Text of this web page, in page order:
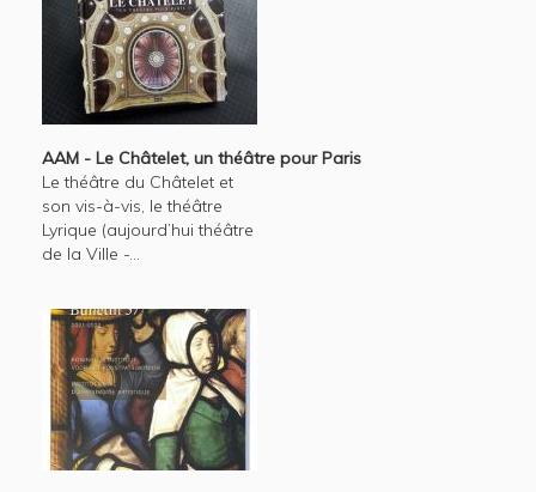
AAM - Le Châtelet, un théâtre pour Paris
Le théâtre du Châtelet et
son vis-à-vis, le théâtre
Lyrique (aujourd’hui théâtre
de la Ville -...